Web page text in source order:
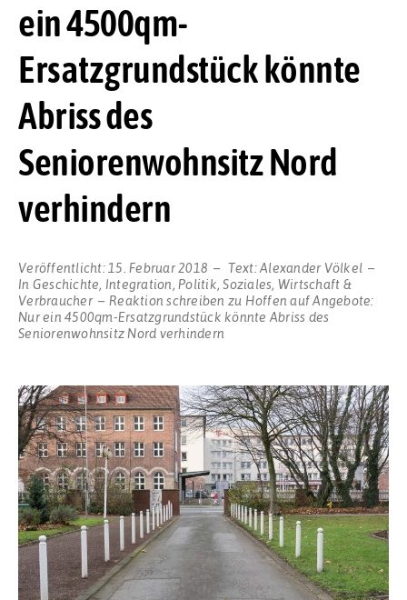
ein 4500qm-
Ersatzgrundstück könnte
Abriss des
Seniorenwohnsitz Nord
verhindern
Veröffentlicht: 15. Februar 2018 Text:Alexander Völkel
In Geschichte, Integration, Politik,Soziales, Wirtschaft &
Verbraucher
Reaktion schreiben zu Hoffen auf Angebote:
Nur ein 4500qm-Ersatzgrundstück könnte Abriss des
Seniorenwohnsitz Nord verhindern